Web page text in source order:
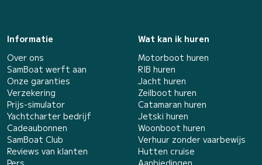
Informatie
Over ons
SamBoat werft aan
Onze garanties
Verzekering
Prijs-simulator
Yachtcharter bedrijf
Cadeaubonnen
SamBoat Club
Reviews van klanten
Pers
Wat kan ik huren
Motorboot huren
RIB huren
Jacht huren
Zeilboot huren
Catamaran huren
Jetski huren
Woonboot huren
Verhuur zonder vaarbewijs
Hutten cruise
Aanbiedingen